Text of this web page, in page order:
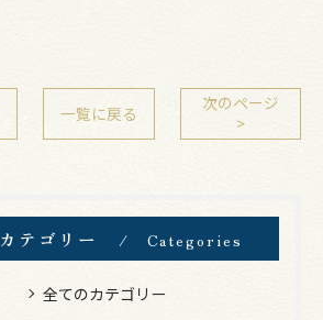
一覧に戻る
次のページ
>
カテゴリー Categories
全てのカテゴリー